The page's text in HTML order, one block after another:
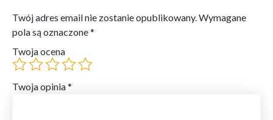
Twój adres email nie zostanie opublikowany. Wymagane
pola są oznaczone*
Twoja ocena
Twoja opinia*